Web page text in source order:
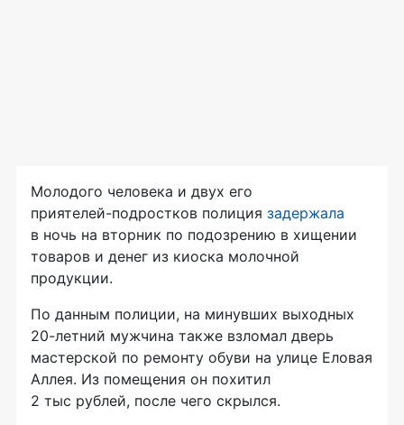
Молодого человека и двух его
приятелей-подростков полиция задержала
в ночь на вторник по подозрению в хищении
товаров и денег из киоска молочной
продукции.
По данным полиции, на минувших выходных
20-летний мужчина также взломал дверь
мастерской по ремонту обуви на улице Еловая
Аллея. Из помещения он похитил
2 тыс рублей, после чего скрылся.